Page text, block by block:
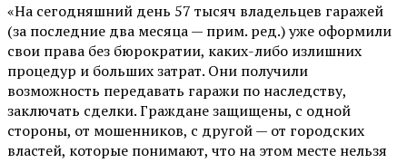
«На сегодняшний день 57 тысяч владельцев гаражей
(за последние два месяца — прим. ред.) уже оформили
свои права без бюрократии, каких-либо излишних
процедур и больших затрат. Они получили
возможность передавать гаражи по наследству,
заключать сделки. Граждане защищены, с одной
стороны, от мошенников, с другой — от городских
властей, которые понимают, что на этом месте нельзя